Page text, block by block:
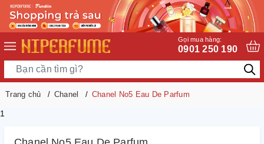
Gọi mua hàng:
0901 250 190
Trang chủ Chanel Chanel No5 Eau De Parfum
1